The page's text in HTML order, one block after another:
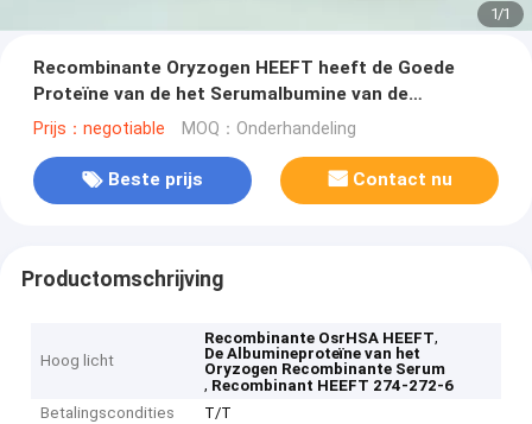
1/1
Recombinante Oryzogen HEEFT heeft de Goede
Proteïne van de het Serumalbumine van de
Partijconsistentie
Prijs：negotiable MOQ：Onderhandeling
Beste prijs Contact nu
Productomschrijving
Hoog licht
Recombinante OsrHSA HEEFT,
De Albumineproteïne van het
Oryzogen Recombinante Serum
, Recombinant HEEFT 274-272-6
Betalingscondities
T/T